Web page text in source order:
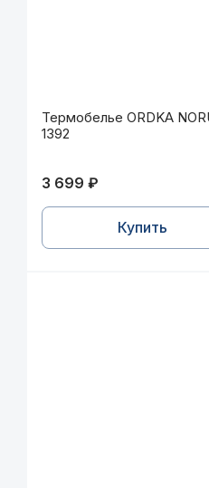
Термобелье ORDKA
Термобелье ORDKA
1392
3 699 ₽
Купить